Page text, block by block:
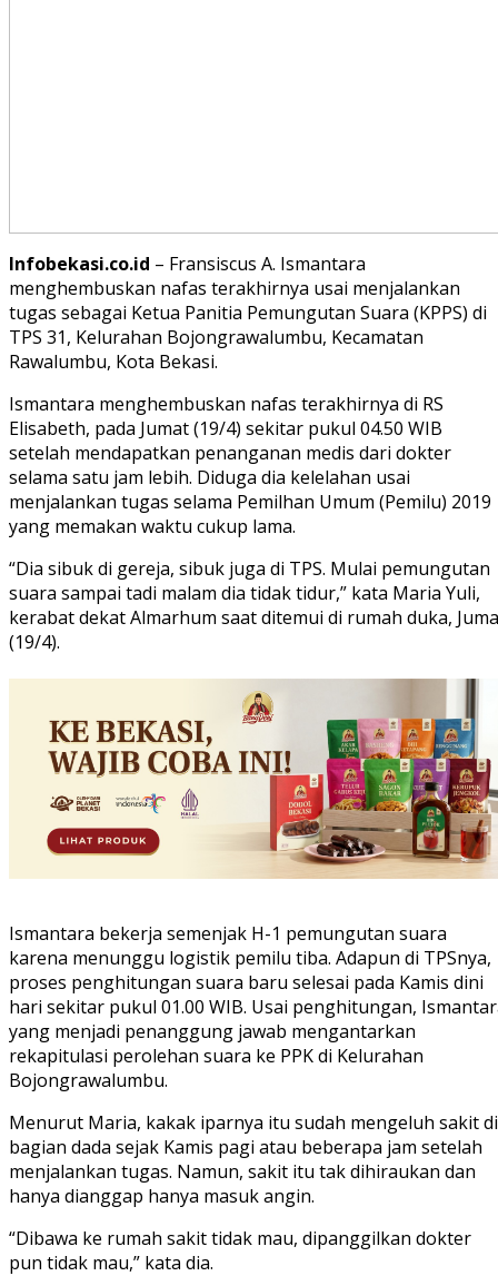
Infobekasi.co.id – Fransiscus A. Ismantara
menghembuskan nafas terakhirnya usai menjalankan
tugas sebagai Ketua Panitia Pemungutan Suara (KPPS) di
TPS 31, Kelurahan Bojongrawalumbu, Kecamatan
Rawalumbu, Kota Bekasi.
Ismantara menghembuskan nafas terakhirnya di RS
Elisabeth, pada Jumat (19/4) sekitar pukul 04.50 WIB
setelah mendapatkan penanganan medis dari dokter
selama satu jam lebih. Diduga dia kelelahan usai
menjalankan tugas selama Pemilhan Umum (Pemilu) 2019
yang memakan waktu cukup lama.
“Dia sibuk di gereja, sibuk juga di TPS. Mulai pemungutan
suara sampai tadi malam dia tidak tidur,” kata Maria Yuli,
kerabat dekat Almarhum saat ditemui di rumah duka,
(19/4).
Ismantara bekerja semenjak H-1 pemungutan suara
karena menunggu logistik pemilu tiba. Adapun di TPSnya,
proses penghitungan suara baru selesai pada Kamis dini
hari sekitar pukul 01.00 WIB. Usai penghitungan,
yang menjadi penanggung jawab mengantarkan
rekapitulasi perolehan suara ke PPK di Kelurahan
Bojongrawalumbu.
Menurut Maria, kakak iparnya itu sudah mengeluh sakit di
bagian dada sejak Kamis pagi atau beberapa jam setelah
menjalankan tugas. Namun, sakit itu tak dihiraukan dan
hanya dianggap hanya masuk angin.
“Dibawa ke rumah sakit tidak mau, dipanggilkan dokter
pun tidak mau,” kata dia.